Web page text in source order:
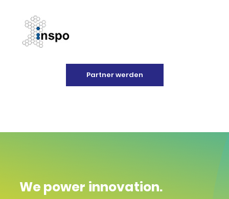
Partner werden
We power innovation.